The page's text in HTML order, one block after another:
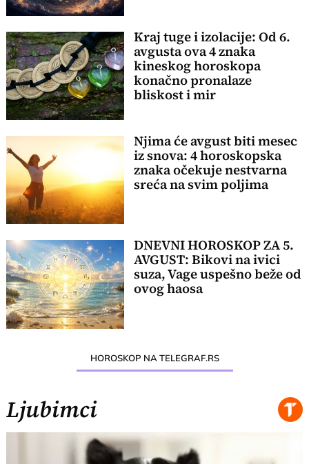
Kraj tuge i izolacije: Od 6.
avgusta ova 4 znaka
kineskog horoskopa
konačno pronalaze
bliskost i mir
Njima će avgust biti mesec
iz snova: 4 horoskopska
znaka očekuje nestvarna
sreća na svim poljima
DNEVNI HOROSKOP ZA 5.
AVGUST: Bikovi na ivici
suza, Vage uspešno beže od
ovog haosa
HOROSKOP NA TELEGRAF.RS
Ljubimci